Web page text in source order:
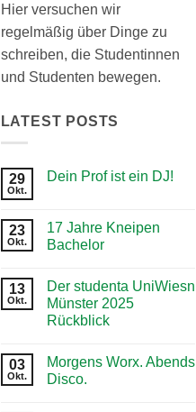
Hier versuchen wir
regelmäßig über Dinge zu
schreiben, die Studentinnen
und Studenten bewegen.
LATEST POSTS
29
Okt.
Dein Prof ist ein DJ!
Dein
Prof
ist
23
Okt.
17 Jahre Kneipen
Bachelor
zu
17
Jahre
Kneipen
13
Okt.
Der studenta UniWiesn
Münster 2025
Rückblick
zu
Der
studenta
03
Okt.
Morgens Worx. Abends
Disco.